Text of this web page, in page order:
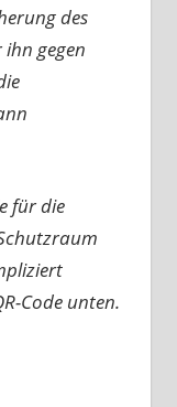
des
gegen
für die
Code unten.